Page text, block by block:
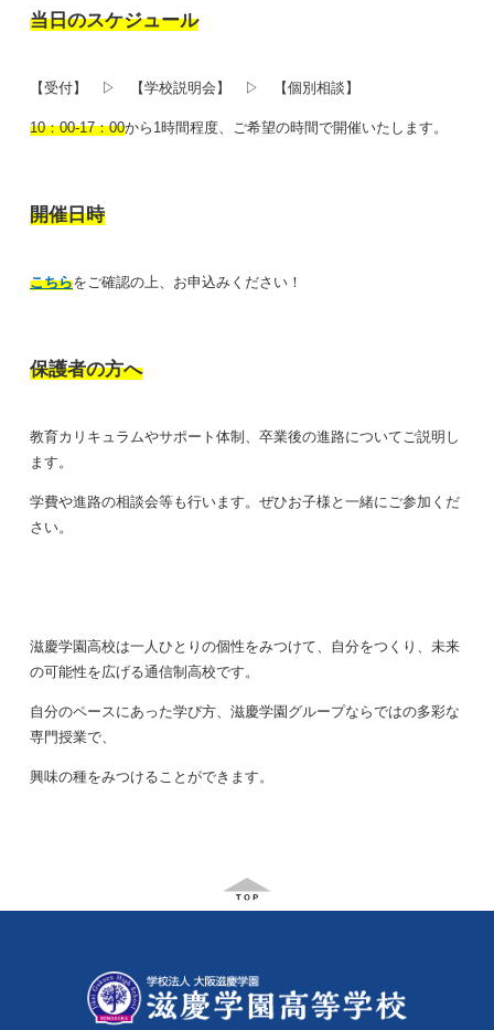
当日のスケジュール
【受付】 ▷ 【学校説明会】 ▷ 【個別相談】
10：00-17：00から1時間程度、ご希望の時間で開催いたします。
開催日時
こちらをご確認の上、お申込みください！
保護者の方へ
教育カリキュラムやサポート体制、卒業後の進路についてご説明し
ます。
学費や進路の相談会等も行います。ぜひお子様と一緒にご参加くだ
さい。
滋慶学園高校は一人ひとりの個性をみつけて、自分をつくり、未来
の可能性を広げる通信制高校です。
自分のペースにあった学び方、滋慶学園グループならではの多彩な
専門授業で、
興味の種をみつけることができます。